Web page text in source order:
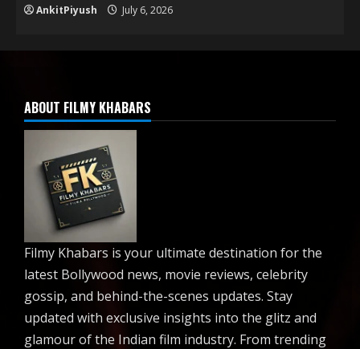
AnkitPiyush July 6, 2026
ABOUT FILMY KHABARS
Filmy Khabars is your ultimate destination for the
latest Bollywood news, movie reviews, celebrity
gossip, and behind-the-scenes updates. Stay
updated with exclusive insights into the glitz and
glamour of the Indian film industry. From trending